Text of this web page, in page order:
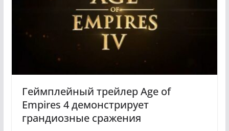
Геймплейный трейлер Age of
Empires 4 демонстрирует
грандиозные сражения